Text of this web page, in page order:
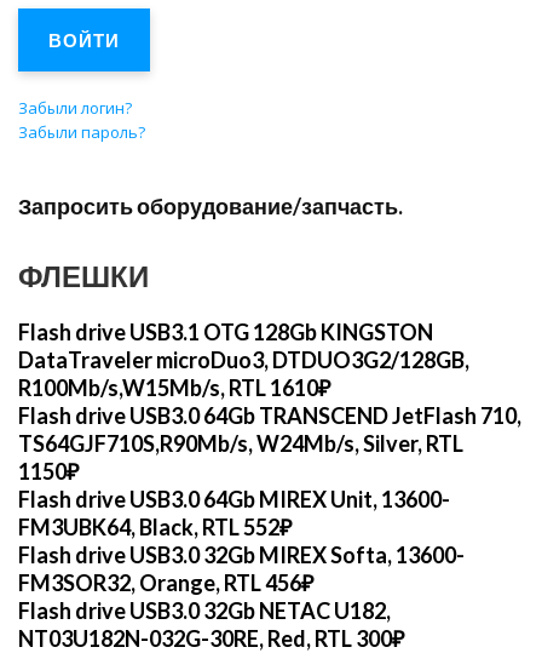
ВОЙТИ
Забыли логин?
Забыли пароль?
Запросить оборудование/запчасть.
ФЛЕШКИ
Flash drive USB3.1 OTG 128Gb KINGSTON
DataTraveler microDuo3, DTDUO3G2/128GB,
R100Mb/s,W15Mb/s, RTL 1610₽
Flash drive USB3.0 64Gb TRANSCEND JetFlash 710,
TS64GJF710S,R90Mb/s, W24Mb/s, Silver, RTL
1150₽
Flash drive USB3.0 64Gb MIREX Unit, 13600-
FM3UBK64, Black, RTL 552₽
Flash drive USB3.0 32Gb MIREX Softa, 13600-
FM3SOR32, Orange, RTL 456₽
Flash drive USB3.0 32Gb NETAC U182,
NT03U182N-032G-30RE, Red, RTL 300₽